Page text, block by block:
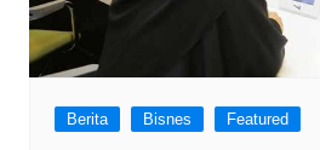
Berita Bisnes Featured